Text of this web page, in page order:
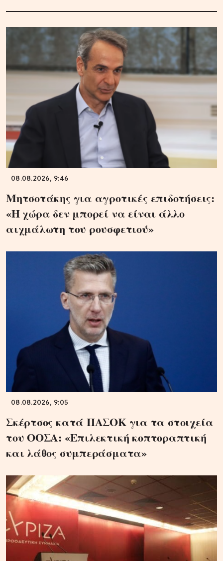
08.08.2026, 9:46
Μητσοτάκης για αγροτικές επιδοτήσεις:
«Η χώρα δεν μπορεί να είναι άλλο
αιχμάλωτη του ρουσφετιού»
08.08.2026, 9:05
Σκέρτσος κατά ΠΑΣΟΚ για τα στοιχεία
του ΟΟΣΑ: «Επιλεκτική κοπτοραπτική
και λάθος συμπεράσματα»